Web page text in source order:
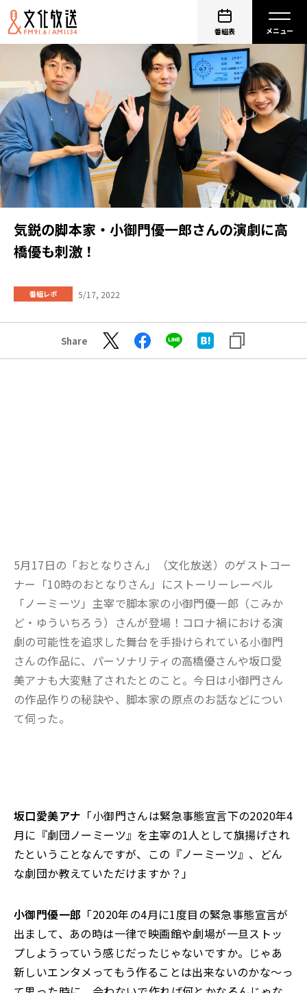
番組表
気鋭の脚本家・小御門優一郎さんの演劇に高
橋優も刺激！
番組レポ 5/17, 2022
Share
5月17日の「おとなりさん」（文化放送）のゲストコー
ナー「10時のおとなりさん」にストーリーレーベル
「ノーミーツ」主宰で脚本家の小御門優一郎（こみか
ど・ゆういちろう）さんが登場！コロナ禍における演
劇の可能性を追求した舞台を手掛けられている小御門
さんの作品に、パーソナリティの高橋優さんや坂口愛
美アナも大変魅了されたとのこと。今日は小御門さん
の作品作りの秘訣や、脚本家の原点のお話などについ
て伺った。
坂口愛美アナ 「小御門さんは緊急事態宣言下の2020年4
月に『劇団ノーミーツ』を主宰の1人として旗揚げされ
たということなんですが、この『ノーミーツ』、どん
な劇団か教えていただけますか？」
小御門優一郎 「2020年の4月に1度目の緊急事態宣言が
出まして、あの時は一律で映画館や劇場が一旦ストッ
プしようっていう感じだったじゃないですか。じゃあ
新しいエンタメってもう作ることは出来ないのかな～っ